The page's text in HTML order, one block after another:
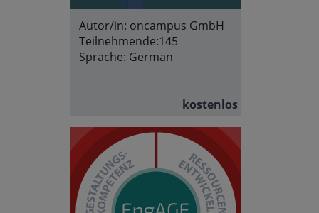
Autor/in: oncampus GmbH
Teilnehmende:145
Sprache: German
kostenlos